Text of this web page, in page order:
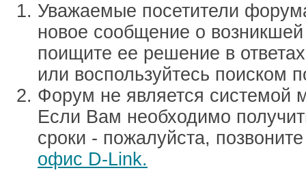
Уважаемые посетители
новое сообщение о
поищите ее решение в
или воспользуйтесь поиском
Форум не является системой
Если Вам необходимо
сроки - пожалуйста,
офис D-Link.